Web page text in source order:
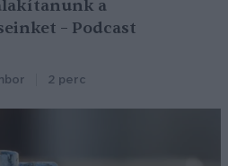
a
– Podcast
2 perc